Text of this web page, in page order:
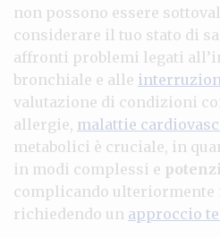
non possono essere
considerare il tuo stato di
affronti problemi legati
bronchiale e alle
valutazione di condizioni
allergie, malattie
metabolici è cruciale, in
in modi complessi e
complicando ulteriormente
richiedendo un approccio